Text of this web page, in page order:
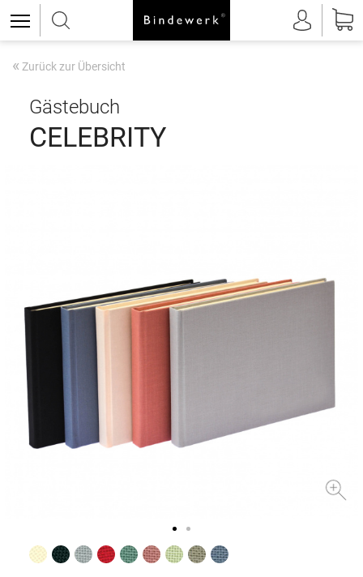
« Zurück zur Übersicht
Gästebuch
CELEBRITY